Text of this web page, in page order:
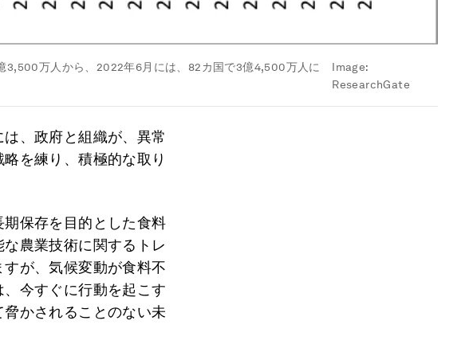
3,500万人から、2022年6月には、82カ国で3億4,500万人に
Image:
ResearchGate
、政府と組織が、異常
を練り、積極的な取り
保存を目的とした食料
農業技術に関するトレ
が、気候変動が食料不
今すぐに行動を起こす
かされることのない未